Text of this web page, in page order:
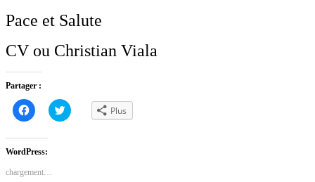
Pace et Salute
CV ou Christian Viala
Partager :
Cliquez
pour
partager
Facebook(ouvre
dans
une
fenêtre)
Cliquez
pour Plus
WordPress:
chargement…